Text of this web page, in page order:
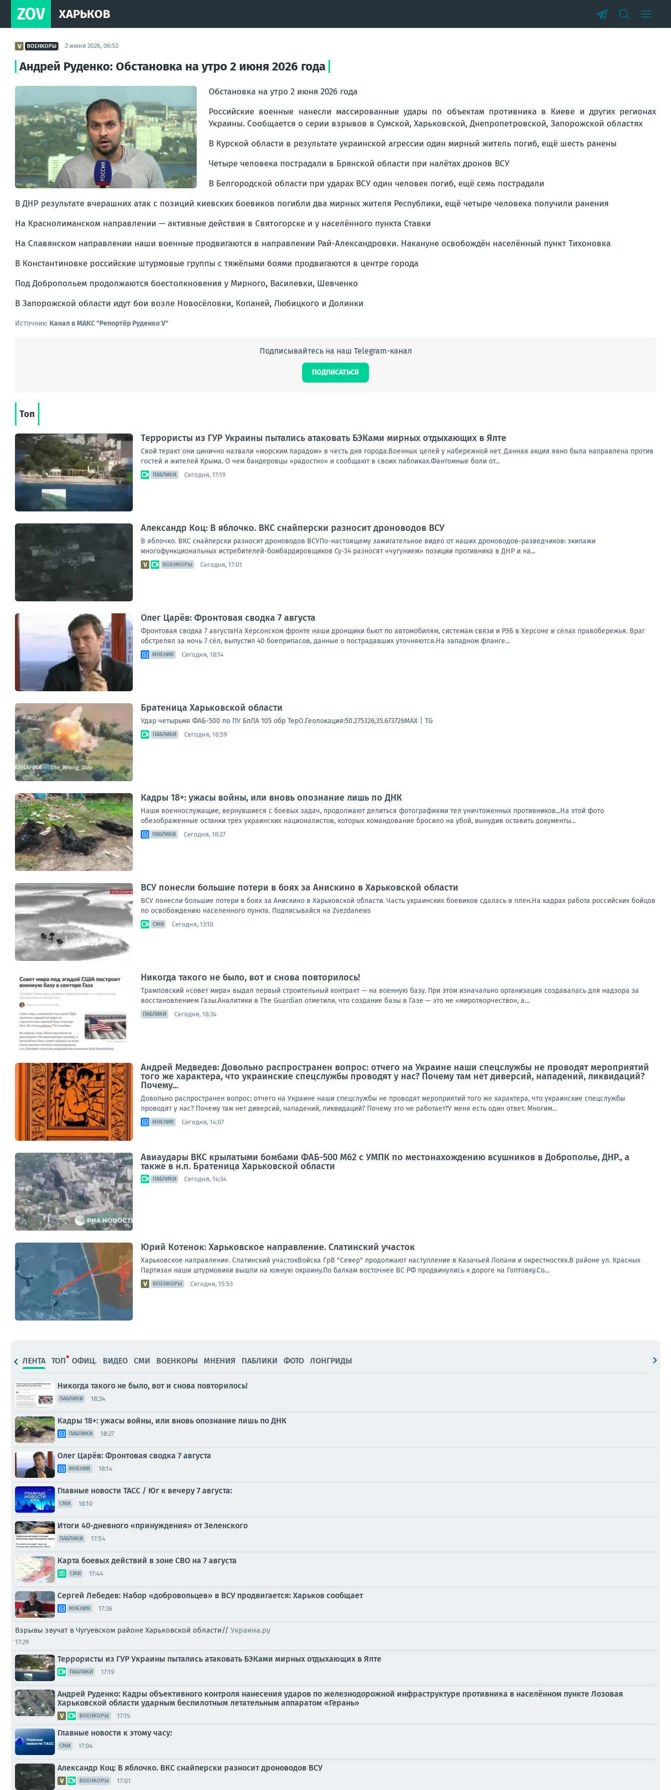
ZOV ХАРЬКОВ
ВОЕНКОРЫ 2 июня 2026, 06:52
Андрей Руденко: Обстановка на утро 2 июня 2026 года
Обстановка на утро 2 июня 2026 года
Российские военные нанесли массированные удары по объектам противника в Киеве и других регионах
Украины. Сообщается о серии взрывов в Сумской, Харьковской, Днепропетровской, Запорожской областях
В Курской области в результате украинской агрессии один мирный житель погиб, ещё шесть ранены
Четыре человека пострадали в Брянской области при налётах дронов ВСУ
В Белгородской области при ударах ВСУ один человек погиб, ещё семь пострадали
В ДНР результате вчерашних атак с позиций киевских боевиков погибли два мирных жителя Республики, ещё четыре человека получили ранения
На Краснолиманском направлении — активные действия в Святогорске и у населённого пункта Ставки
На Славянском направлении наши военные продвигаются в направлении Рай-Александровки. Накануне освобождён населённый пункт Тихоновка
В Константиновке российские штурмовые группы с тяжёлыми боями продвигаются в центре города
Под Добропольем продолжаются боестолкновения у Мирного, Василевки, Шевченко
В Запорожской области идут бои возле Новосёловки, Копаней, Любицкого и Долинки
Источник: Канал в МАКС "Репортёр Руденко V"
Подписывайтесь на наш Telegram-канал
ПОДПИСАТЬСЯ
Топ
Террористы из ГУР Украины пытались атаковать БЭКами мирных отдыхающих в Ялте
Свой теракт они цинично назвали «морским парадом» в честь дня города.Военных целей у набережной нет. Данная акция явно была направлена против
гостей и жителей Крыма. О чем бандеровцы «радостно» и сообщают в своих пабликах.Фантомные боли от...
ПАБЛИКИ Сегодня, 17:19
Александр Коц: В яблочко. ВКС снайперски разносит дроноводов ВСУ
В яблочко. ВКС снайперски разносит дроноводов ВСУПо-настоящему зажигательное видео от наших дроноводов-разведчиков: экипажи
многофункциональных истребителей-бомбардировщиков Су-34 разносят «чугунием» позиции противника в ДНР и на...
ВОЕНКОРЫ Сегодня, 17:01
Олег Царёв: Фронтовая сводка 7 августа
Фронтовая сводка 7 августаНа Херсонском фронте наши дронщики бьют по автомобилям, системам связи и РЭБ в Херсоне и сёлах правобережья. Враг
обстрелял за ночь 7 сёл, выпустил 40 боеприпасов, данные о пострадавших уточняются.На западном фланге...
МНЕНИЯ Сегодня, 18:14
Братеница Харьковской области
Удар четырьмя ФАБ-500 по ПУ БпЛА 105 обр ТерО.Геолокация:50.275326,35.673726MAX | TG
ПАБЛИКИ Сегодня, 16:59
Кадры 18+: ужасы войны, или вновь опознание лишь по ДНК
Наши военнослужащие, вернувшиеся с боевых задач, продолжают делиться фотографиями тел уничтоженных противников...На этой фото
обезображенные останки трёх украинских националистов, которых командование бросило на убой, вынудив оставить документы...
ПАБЛИКИ Сегодня, 18:27
ВСУ понесли большие потери в боях за Анискино в Харьковской области
ВСУ понесли большие потери в боях за Анискино в Харьковской области. Часть украинских боевиков сдалась в плен.На кадрах работа российских бойцов
по освобождению населенного пункта. Подписывайся на Zvezdanews
СМИ Сегодня, 13:10
Никогда такого не было, вот и снова повторилось!
Трамповский «совет мира» выдал первый строительный контракт — на военную базу. При этом изначально организация создавалась для надзора за
восстановлением Газы.Аналитики в The Guardian отметили, что создание базы в Газе — это не «миротворчество», а...
ПАБЛИКИ Сегодня, 18:34
Андрей Медведев: Довольно распространен вопрос: отчего на Украине наши спецслужбы не проводят мероприятий
того же характера, что украинские спецслужбы проводят у нас? Почему там нет диверсий, нападений, ликвидаций?
Почему...
Довольно распространен вопрос: отчего на Украине наши спецслужбы не проводят мероприятий того же характера, что украинские спецслужбы
проводят у нас? Почему там нет диверсий, нападений, ликвидаций? Почему это не работает?У меня есть один ответ. Многим...
МНЕНИЯ Сегодня, 14:07
Авиаудары ВКС крылатыми бомбами ФАБ-500 М62 с УМПК по местонахождению всушников в Доброполье, ДНР., а
также в н.п. Братеница Харьковской области
ПАБЛИКИ Сегодня, 14:34
Юрий Котенок: Харьковское направление. Слатинский участок
Харьковское направление. Слатинский участокВойска ГрВ "Север" продолжают наступление в Казачьей Лопани и окрестностях.В районе ул. Красных
Партизан наши штурмовики вышли на южную окраину.По балкам восточнее ВС РФ продвинулись к дороге на Гоптовку.Со...
ВОЕНКОРЫ Сегодня, 15:53
ЛЕНТА ТОП ОФИЦ. ВИДЕО СМИ ВОЕНКОРЫ МНЕНИЯ ПАБЛИКИ ФОТО ЛОНГРИДЫ
Никогда такого не было, вот и снова повторилось!
ПАБЛИКИ 18:34
Кадры 18+: ужасы войны, или вновь опознание лишь по ДНК
ПАБЛИКИ 18:27
Олег Царёв: Фронтовая сводка 7 августа
МНЕНИЯ 18:14
Главные новости ТАСС / Юг к вечеру 7 августа:
СМИ 18:10
Итоги 40-дневного «принуждения» от Зеленского
ПАБЛИКИ 17:54
Карта боевых действий в зоне СВО на 7 августа
СМИ 17:44
Сергей Лебедев: Набор «добровольцев» в ВСУ продвигается: Харьков сообщает
МНЕНИЯ 17:36
Взрывы звучат в Чугуевском районе Харьковской области// Украина.ру
17:29
Террористы из ГУР Украины пытались атаковать БЭКами мирных отдыхающих в Ялте
ПАБЛИКИ 17:19
Андрей Руденко: Кадры объективного контроля нанесения ударов по железнодорожной инфраструктуре противника в населённом пункте Лозовая
Харьковской области ударным беспилотным летательным аппаратом «Герань»
ВОЕНКОРЫ 17:15
Главные новости к этому часу:
СМИ 17:04
Александр Коц: В яблочко. ВКС снайперски разносит дроноводов ВСУ
ВОЕНКОРЫ 17:01